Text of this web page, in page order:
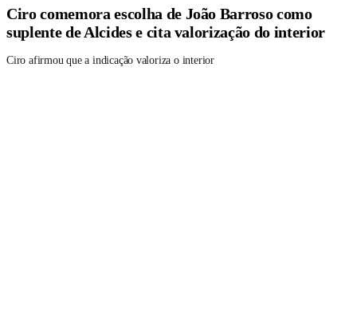
Ciro comemora escolha de João Barroso como
suplente de Alcides e cita valorização do interior
Ciro afirmou que a indicação valoriza o interior